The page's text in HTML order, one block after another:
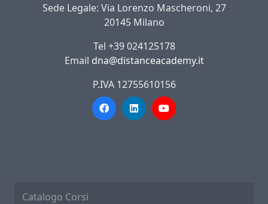
Sede Legale: Via Lorenzo Mascheroni, 27
20145 Milano
Tel +39 024125178
Email dna@distanceacademy.it
P.IVA 12755610156
Catalogo Corsi